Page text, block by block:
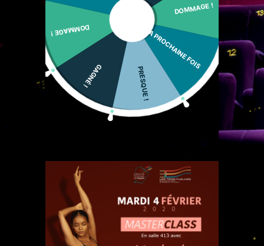
DOMMAGE !
LA PROCHAINE FOIS
PRESQUE !
GAGNÉ !
DOMMAGE !